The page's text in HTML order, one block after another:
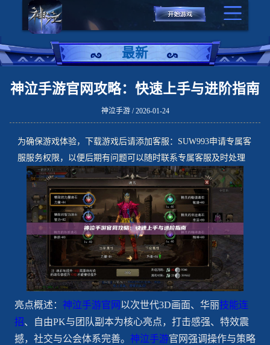
最新
神泣手游官网攻略：快速上手与进阶指南
神泣手游 / 2026-01-24
为确保游戏体验，下载游戏后请添加客服：SUW993申请专属客
服服务权限，以便后期有问题可以随时联系专属客服及时处理
亮点概述： 神泣手游官网 以次世代3D画面、华丽技能连
招、自由PK与团队副本为核心亮点，打击感强、特效震
撼，社交与公会体系完善。 神泣手游官网强调操作与策略